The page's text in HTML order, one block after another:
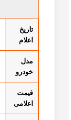
تاریخ
اعلام
مدل
خودرو
قیمت
اعلامی